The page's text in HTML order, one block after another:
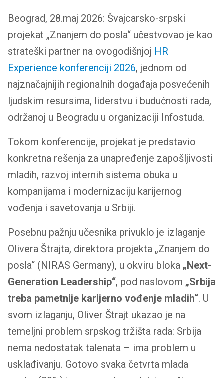
Beograd, 28.maj 2026: Švajcarsko-srpski
projekat „Znanjem do posla“ učestvovao je kao
strateški partner na ovogodišnjoj HR
Experience konferenciji 2026, jednom od
najznačajnijih regionalnih događaja posvećenih
ljudskim resursima, liderstvu i budućnosti rada,
održanoj u Beogradu u organizaciji Infostuda.
Tokom konferencije, projekat je predstavio
konkretna rešenja za unapređenje zapošljivosti
mladih, razvoj internih sistema obuka u
kompanijama i modernizaciju karijernog
vođenja i savetovanja u Srbiji.
Posebnu pažnju učesnika privuklo je izlaganje
Olivera Štrajta, direktora projekta „Znanjem do
posla“ (NIRAS Germany), u okviru bloka „Next-
Generation Leadership“, pod naslovom „Srbija
treba pametnije karijerno vođenje mladih“. U
svom izlaganju, Oliver Štrajt ukazao je na
temeljni problem srpskog tržišta rada: Srbija
nema nedostatak talenata – ima problem u
usklađivanju. Gotovo svaka četvrta mlada